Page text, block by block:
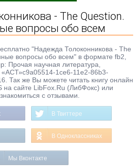
- The Question.
вопросы обо всем
"Надежда Толоконникова - The
вопросы обо всем" в формате fb2,
Прочая научная литература,
«АСТ»c9a05514-1ce6-11e2-86b3-
Так же Вы можете читать книгу онлайн
на сайте LibFox.Ru (ЛибФокс) или
с отзывами.
В Твиттере
В Одноклассниках
Мы Вконтакте